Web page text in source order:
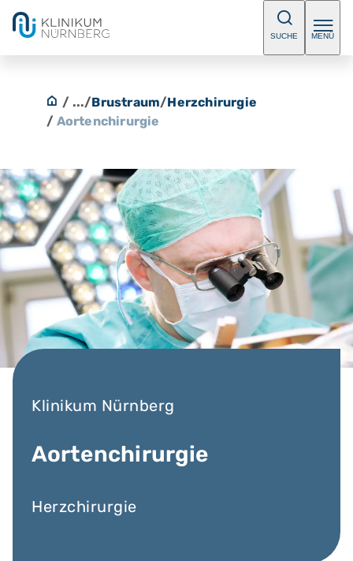
SUCHE MENÜ
/ .../Brustraum/Herzchirurgie
/ Aortenchirurgie
Klinikum Nürnberg
Aortenchirurgie
Herzchirurgie